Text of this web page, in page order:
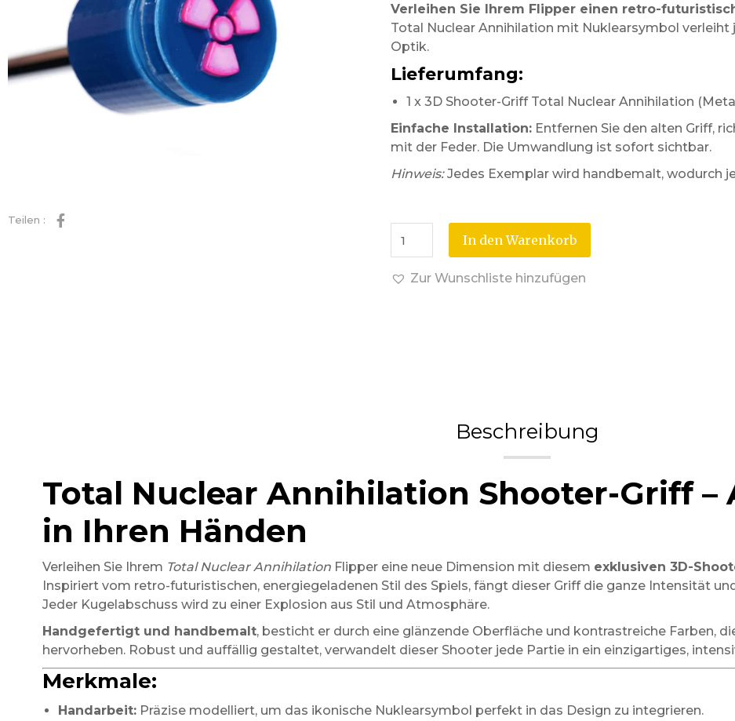
Teilen :
Verleihen Sie Ihrem Flipper einen retro-
Total Nuclear Annihilation mit Nuklearsymbol
Optik.
Lieferumfang:
1 x 3D Shooter-Griff Total Nuclear Annihilation
Einfache Installation:Entfernen Sie den alten Griff,
mit der Feder. Die Umwandlung ist sofort sichtbar.
Hinweis:Jedes Exemplar wird handbemalt, wodurch
In den Warenkorb
Zur Wunschliste hinzufügen
Beschreibung
Total Nuclear Annihilation Shooter-Griff –
in Ihren Händen
Verleihen Sie Ihrem Total Nuclear AnnihilationFlipper eine neue Dimension mit diesem exklusiven 3D-
Inspiriert vom retro-futuristischen, energiegeladenen Stil des Spiels, fängt dieser Griff die ganze Intensität
Jeder Kugelabschuss wird zu einer Explosion aus Stil und Atmosphäre.
Handgefertigt und handbemalt, besticht er durch eine glänzende Oberfläche und kontrastreiche Farben,
hervorheben. Robust und auffällig gestaltet, verwandelt dieser Shooter jede Partie in ein einzigartiges,
Merkmale:
Handarbeit:Präzise modelliert, um das ikonische Nuklearsymbol perfekt in das Design zu integrieren.